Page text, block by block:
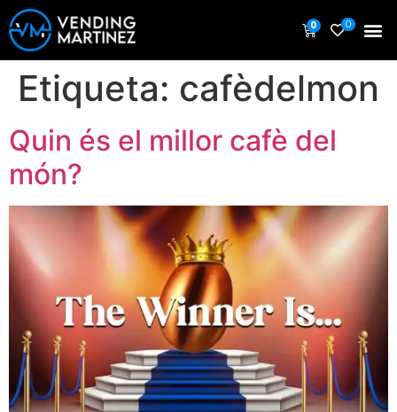
0 0
Etiqueta: cafèdelmon
Quin és el millor cafè del
món?